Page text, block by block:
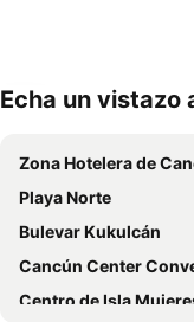
Echa un vistazo
Zona Hotelera de
Playa Norte
Bulevar Kukulcán
Cancún Center Conventions &
Centro de Isla